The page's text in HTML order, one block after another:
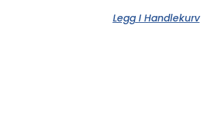
Legg I Handlekurv